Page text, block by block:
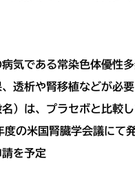
気である常染色体優性
透析や腎移植などが必
名）は、プラセボと比
の米国腎臓学会議にて
を予定